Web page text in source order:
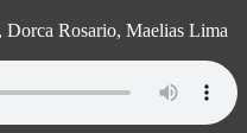
Rosario, Maelias Lima